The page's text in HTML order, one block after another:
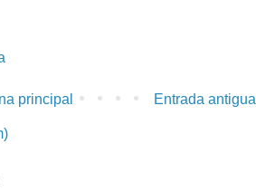
Entrada antigua
principal